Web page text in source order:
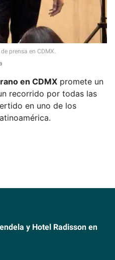
prensa en CDMX.
en CDMX promete un
recorrido por todas las
en uno de los
y Hotel Radisson en